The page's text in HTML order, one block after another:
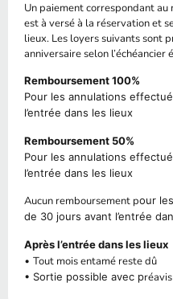
Un paiement correspondant
est à versé à la réservation et
lieux. Les loyers suivants sont
anniversaire selon l’échéancier
Remboursement 100%
Pour les annulations
l’entrée dans les lieux
Remboursement 50%
Pour les annulations
l’entrée dans les lieux
Aucun remboursement pour
de 30 jours avant l’entrée
Après l’entrée dans les lieux
• Tout mois entamé reste dû
• Sortie possible avec p